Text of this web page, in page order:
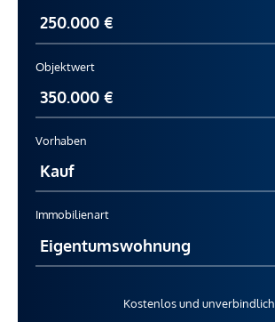
Objektwert
Vorhaben
Immobilienart
Kostenlos und unverbindlich